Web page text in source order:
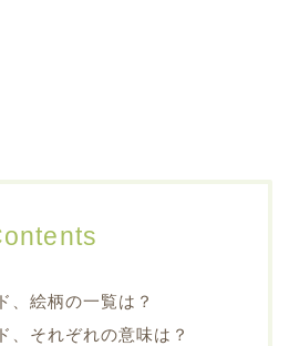
、絵柄の一覧は？
、それぞれの意味は？